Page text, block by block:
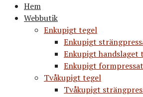
Hem
Webbutik
Enkupigt tegel
Enkupigt
Enkupigt handslaget
Enkupigt
Tvåkupigt tegel
Tvåkupigt